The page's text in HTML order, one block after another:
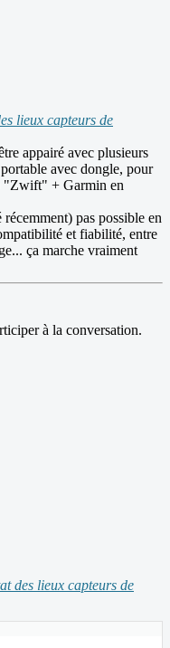
lieux capteurs de
appairé avec plusieurs
avec dongle, pour
"Zwift" + Garmin en
pas possible en
et fiabilité, entre
ça marche vraiment
à la conversation.
des lieux capteurs de